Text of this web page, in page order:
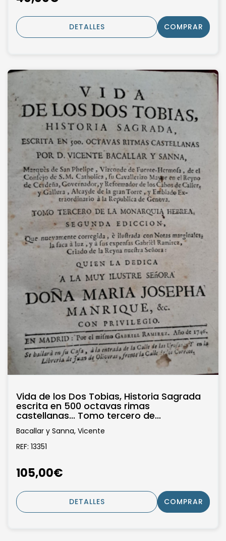
DETALLES COMPRAR
Vida de los Dos Tobias, Historia Sagrada
escrita en 500 octavas rimas
castellanas... Tomo tercero de...
Bacallar y Sanna, Vicente
REF: 13351
105,00€
DETALLES COMPRAR